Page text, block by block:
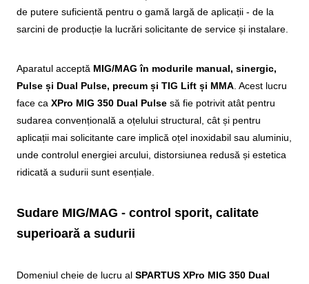
de putere suficientă pentru o gamă largă de aplicații - de la
sarcini de producție la lucrări solicitante de service și instalare.
Aparatul acceptă MIG/MAG în modurile manual, sinergic,
Pulse și Dual Pulse, precum și TIG Lift și MMA . Acest lucru
face ca XPro MIG 350 Dual Pulse să fie potrivit atât pentru
sudarea convențională a oțelului structural, cât și pentru
aplicații mai solicitante care implică oțel inoxidabil sau aluminiu,
unde controlul energiei arcului, distorsiunea redusă și estetica
ridicată a sudurii sunt esențiale.
Sudare MIG/MAG - control sporit, calitate
superioară a sudurii
Domeniul cheie de lucru al SPARTUS XPro MIG 350 Dual